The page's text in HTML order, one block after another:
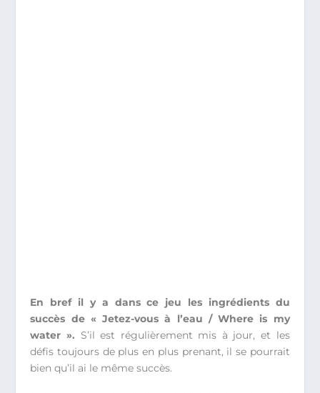
En bref il y a dans ce jeu les ingrédients du
succès de « Jetez-vous à l’eau / Where is my
water ». S’il est régulièrement mis à jour, et les
défis toujours de plus en plus prenant, il se pourrait
bien qu’il ai le même succès.